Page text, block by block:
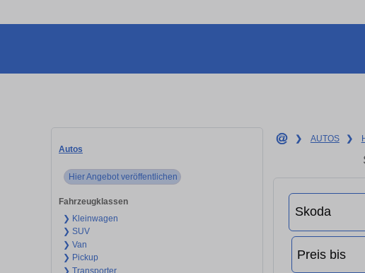
Autos
Hier Angebot veröffentlichen
Fahrzeugklassen
❯ Kleinwagen
❯ SUV
❯ Van
❯ Pickup
❯ Transporter
❯ AUTOS ❯